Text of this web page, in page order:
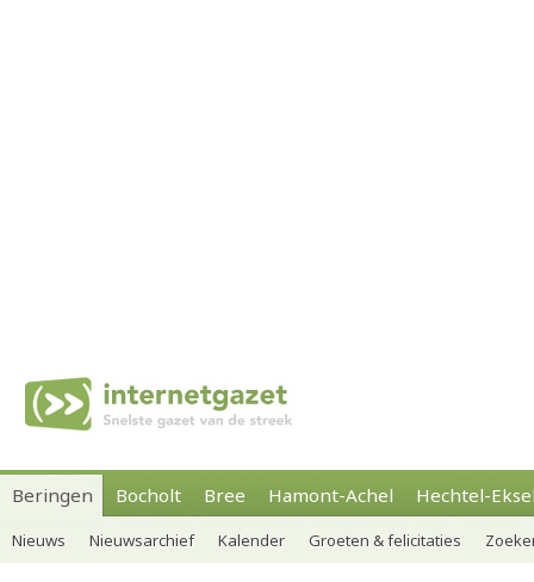
Beringen Bocholt Bree Hamont-Achel Hechtel-
Nieuws Nieuwsarchief Kalender Groeten & felicitaties